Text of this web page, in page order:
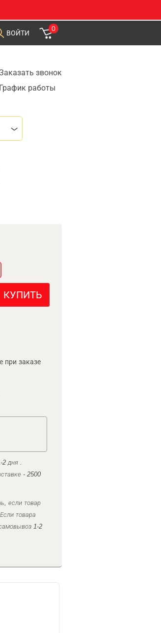
ВОЙТИ
0
звонок
График работы
КУПИТЬ
при заказе
2 дня .
- 2500
если товар
товара
1-2